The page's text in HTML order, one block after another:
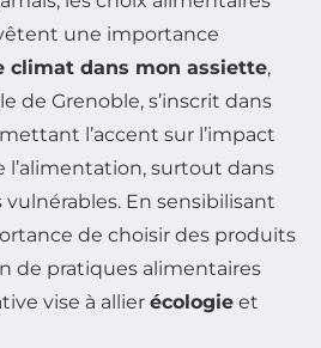
une importance
climat dans mon assiette,
de Grenoble, s’inscrit dans
l’accent sur l’impact
surtout dans
En sensibilisant
de choisir des produits
de pratiques alimentaires
vise à allier écologie et